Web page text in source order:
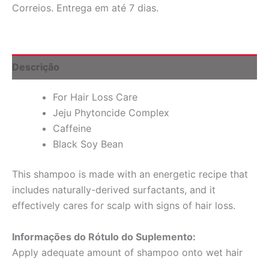
Care
oz
(330
quantidade
Correios. Entrega em até 7 dias.
Descrição
For Hair Loss Care
Jeju Phytoncide Complex
Caffeine
Black Soy Bean
This shampoo is made with an energetic recipe that
includes naturally-derived surfactants, and it
effectively cares for scalp with signs of hair loss.
Informações do Rótulo do Suplemento:
Apply adequate amount of shampoo onto wet hair